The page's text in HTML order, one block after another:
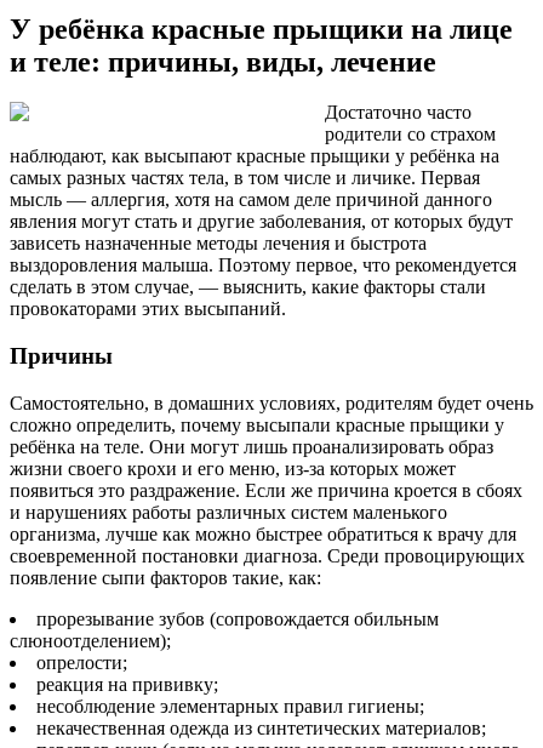
У ребёнка красные прыщики на лице
и теле: причины, виды, лечение
Достаточно часто
родители со страхом
наблюдают, как высыпают красные прыщики у ребёнка на
самых разных частях тела, в том числе и личике. Первая
мысль — аллергия, хотя на самом деле причиной данного
явления могут стать и другие заболевания, от которых будут
зависеть назначенные методы лечения и быстрота
выздоровления малыша. Поэтому первое, что рекомендуется
сделать в этом случае, — выяснить, какие факторы стали
провокаторами этих высыпаний.
Причины
Самостоятельно, в домашних условиях, родителям будет очень
сложно определить, почему высыпали красные прыщики у
ребёнка на теле. Они могут лишь проанализировать образ
жизни своего крохи и его меню, из-за которых может
появиться это раздражение. Если же причина кроется в сбоях
и нарушениях работы различных систем маленького
организма, лучше как можно быстрее обратиться к врачу для
своевременной постановки диагноза. Среди провоцирующих
появление сыпи факторов такие, как:
прорезывание зубов (сопровождается обильным
слюноотделением);
опрелости;
реакция на прививку;
несоблюдение элементарных правил гигиены;
некачественная одежда из синтетических материалов;